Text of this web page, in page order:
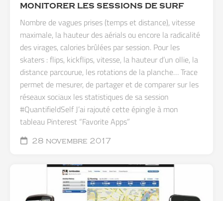
MONITORER LES SESSIONS DE SURF
Nombre de vagues prises (temps et distance), vitesse
maximale, la hauteur des aérials ou encore la radicalité
des virages, calories brûlées par session. Pour les
skaters : flips, kickflips, vitesse, la hauteur d’un ollie, la
distance parcourue, les rotations de la planche… Trace
permet de mesurer, de partager et de comparer sur les
réseaux sociaux les statistiques de sa session
#QuantifieldSelf J’ai rajouté cette épingle à mon
tableau Pinterest “Favorite Apps”
28 novembre 2017